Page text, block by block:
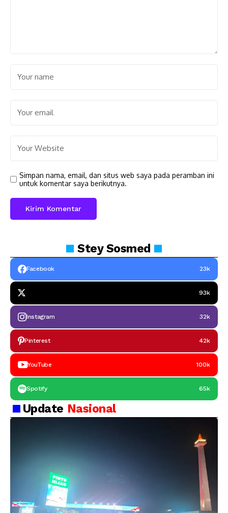
Simpan nama, email, dan situs web saya pada peramban ini
untuk komentar saya berikutnya.
SteySosmed
Facebook 23k
93k
Instagram 32k
Pinterest 42k
YouTube 100k
Spotify 65k
Update Nasional